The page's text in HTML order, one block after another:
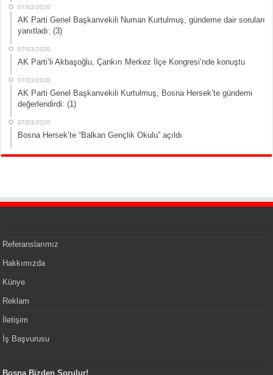
07/03/2020
AK Parti Genel Başkanvekili Numan Kurtulmuş, gündeme dair soruları
yanıtladı: (3)
07/03/2020
AK Parti’li Akbaşoğlu, Çankırı Merkez İlçe Kongresi’nde konuştu
07/03/2020
AK Parti Genel Başkanvekili Kurtulmuş, Bosna Hersek’te gündemi
değerlendirdi: (1)
07/03/2020
Bosna Hersek’te “Balkan Gençlik Okulu” açıldı
Referanslarımız
Hakkımızda
Künye
Reklam
İletişim
İş Başvurusu
Bosna Bizden Sorulur!